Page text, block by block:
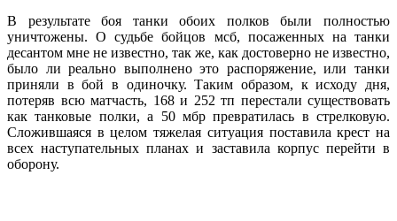
В результате боя танки обоих полков были полностью
уничтожены. О судьбе бойцов мсб, посаженных на танки
десантом мне не известно, так же, как достоверно не известно,
было ли реально выполнено это распоряжение, или танки
приняли в бой в одиночку. Таким образом, к исходу дня,
потеряв всю матчасть, 168 и 252 тп перестали существовать
как танковые полки, а 50 мбр превратилась в стрелковую.
Сложившаяся в целом тяжелая ситуация поставила крест на
всех наступательных планах и заставила корпус перейти в
оборону.